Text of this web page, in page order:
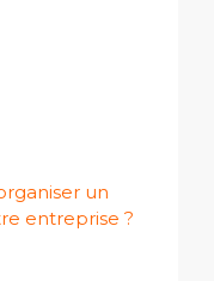
un
entreprise ?